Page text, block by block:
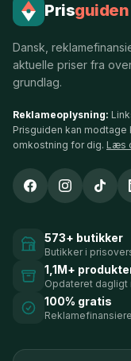
Prisguiden
Dansk,
aktuelle priser fra
grundlag.
Reklameoplysning:
Prisguiden kan
omkostning for dig. Læs
573+ butikker
Butikker i
1,1M+
Opdateret dagligt
100% gratis